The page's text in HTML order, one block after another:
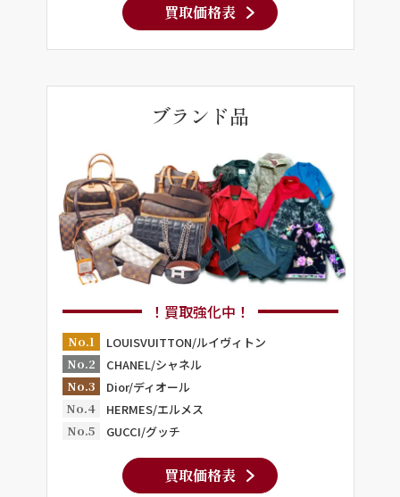
買取価格表
ブランド品
！買取強化中！
No.1
LOUISVUITTON/ルイヴィトン
No.2
CHANEL/シャネル
No.3
Dior/ディオール
No.4
HERMES/エルメス
No.5
GUCCI/グッチ
買取価格表